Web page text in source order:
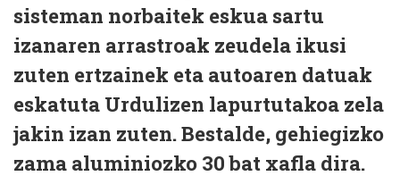
sisteman norbaitek eskua sartu
izanaren arrastroak zeudela ikusi
zuten ertzainek eta autoaren datuak
eskatuta Urdulizen lapurtutakoa zela
jakin izan zuten. Bestalde, gehiegizko
zama aluminiozko 30 bat xafla dira.